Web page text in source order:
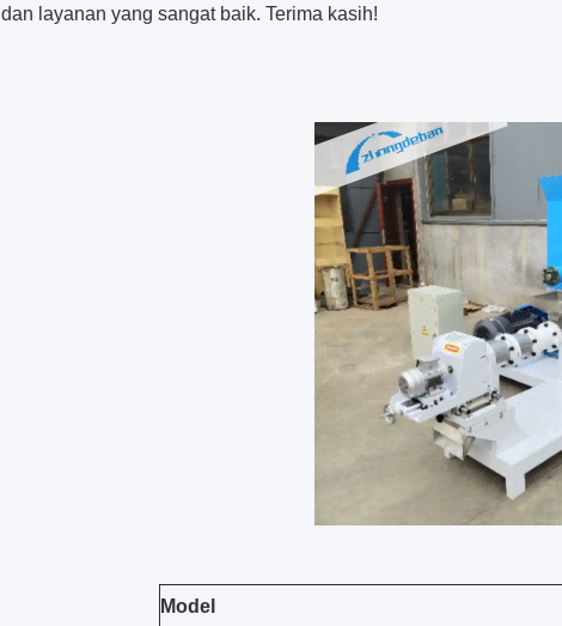
dan layanan yang sangat baik. Terima kasih!
Model